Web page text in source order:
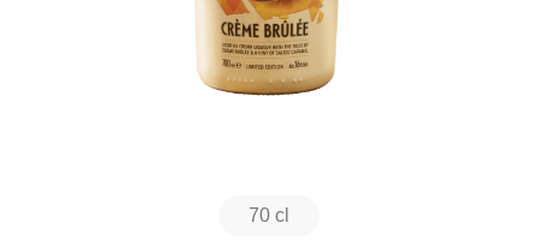
70 cl